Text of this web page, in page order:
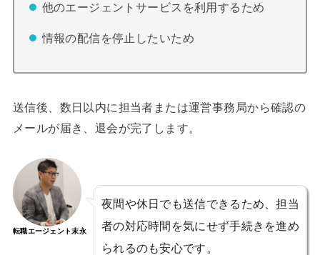
他のエージェントサービスを利用するため
情報の配信を停止したいため
送信後、数日以内に担当者または運営事務局から確認の
メールが届き、退会が完了します。
転職エージェント末永
夜間や休日でも送信できるため、担当
者の対応時間を気にせず手続きを進め
られるのも安心です。